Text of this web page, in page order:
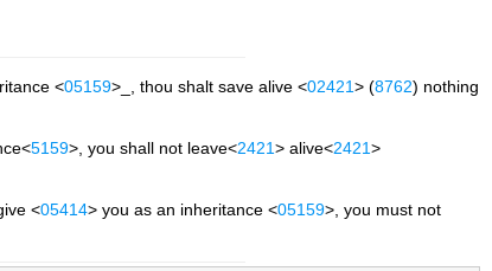
<05159>_, thou shalt save alive <02421> (8762) nothing
5159>, you shall not leave<2421> alive<2421>
<05414> you as an inheritance <05159>, you must not